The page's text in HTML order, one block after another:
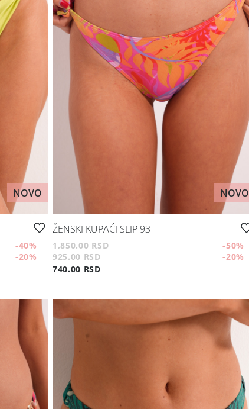
NOVO
-40%
-20%
NOVO
ŽENSKI KUPAĆI SLIP 93
1,850.00 RSD -50%
925.00 RSD
-20%
740.00 RSD